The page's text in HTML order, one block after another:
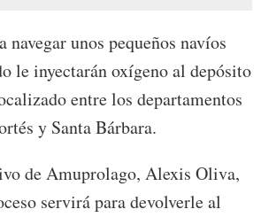
navegar unos pequeños navíos
le inyectarán oxígeno al depósito
entre los departamentos
y Santa Bárbara.
de Amuprolago, Alexis Oliva,
servirá para devolverle al